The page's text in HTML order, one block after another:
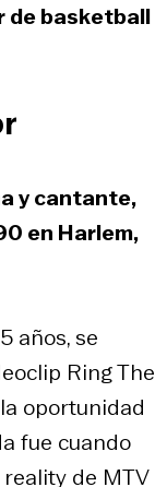
de basketball
y cantante,
en Harlem,
años, se
Ring The
oportunidad
fue cuando
reality de MTV